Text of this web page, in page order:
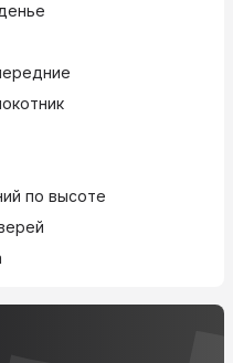
по высоте